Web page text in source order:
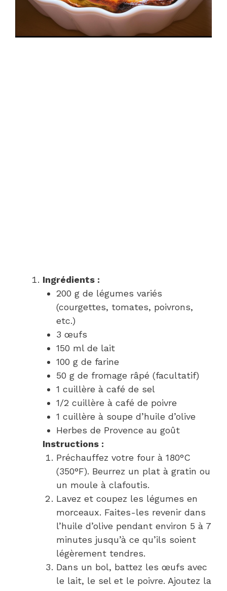
Ingrédients :
200 g de légumes variés
(courgettes, tomates, poivrons,
etc.)
3 œufs
150 ml de lait
100 g de farine
50 g de fromage râpé (facultatif)
1 cuillère à café de sel
1/2 cuillère à café de poivre
1 cuillère à soupe d’huile d’olive
Herbes de Provence au goût
Instructions :
Préchauffez votre four à 180°C
(350°F). Beurrez un plat à gratin ou
un moule à clafoutis.
Lavez et coupez les légumes en
morceaux. Faites-les revenir dans
l’huile d’olive pendant environ 5 à 7
minutes jusqu’à ce qu’ils soient
légèrement tendres.
Dans un bol, battez les œufs avec
le lait, le sel et le poivre. Ajoutez la